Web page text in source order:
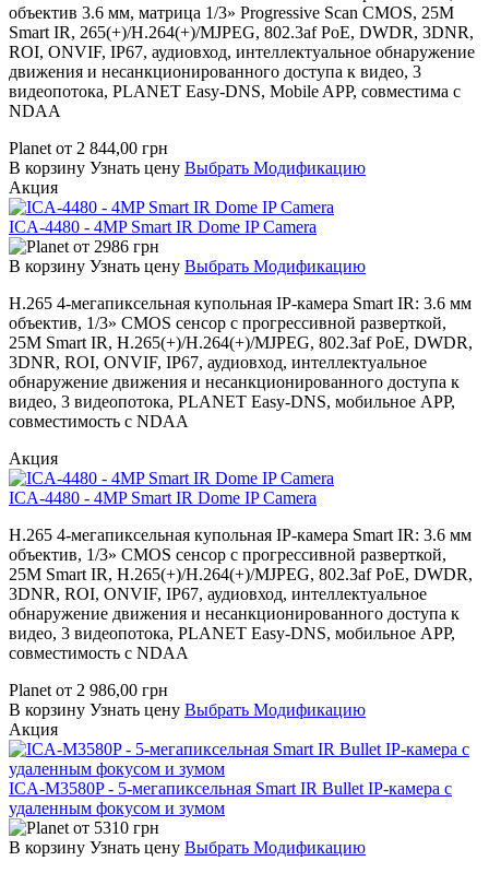
объектив 3.6 мм, матрица 1/3» Progressive Scan CMOS, 25M
Smart IR, 265(+)/H.264(+)/MJPEG, 802.3af PoE, DWDR, 3DNR,
ROI, ONVIF, IP67, аудиовход, интеллектуальное обнаружение
движения и несанкционированного доступа к видео, 3
видеопотока, PLANET Easy-DNS, Mobile APP, совместима с
NDAA
Planet от 2 844,00 грн
В корзину Узнать цену Выбрать Модификацию
Акция
ICA-4480 - 4MP Smart IR Dome IP Camera
от 2986 грн
В корзину Узнать цену Выбрать Модификацию
H.265 4-мегапиксельная купольная IP-камера Smart IR: 3.6 мм
объектив, 1/3» CMOS сенсор с прогрессивной разверткой,
25M Smart IR, H.265(+)/H.264(+)/MJPEG, 802.3af PoE, DWDR,
3DNR, ROI, ONVIF, IP67, аудиовход, интеллектуальное
обнаружение движения и несанкционированного доступа к
видео, 3 видеопотока, PLANET Easy-DNS, мобильное APP,
совместимость с NDAA
Акция
ICA-4480 - 4MP Smart IR Dome IP Camera
H.265 4-мегапиксельная купольная IP-камера Smart IR: 3.6 мм
объектив, 1/3» CMOS сенсор с прогрессивной разверткой,
25M Smart IR, H.265(+)/H.264(+)/MJPEG, 802.3af PoE, DWDR,
3DNR, ROI, ONVIF, IP67, аудиовход, интеллектуальное
обнаружение движения и несанкционированного доступа к
видео, 3 видеопотока, PLANET Easy-DNS, мобильное APP,
совместимость с NDAA
Planet от 2 986,00 грн
В корзину Узнать цену Выбрать Модификацию
Акция
ICA-M3580P - 5-мегапиксельная Smart IR Bullet IP-камера с
удаленным фокусом и зумом
от 5310 грн
В корзину Узнать цену Выбрать Модификацию